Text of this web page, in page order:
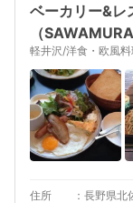
ベーカリー&レ
（SAWAMURA
軽井沢/洋食・欧風
住所